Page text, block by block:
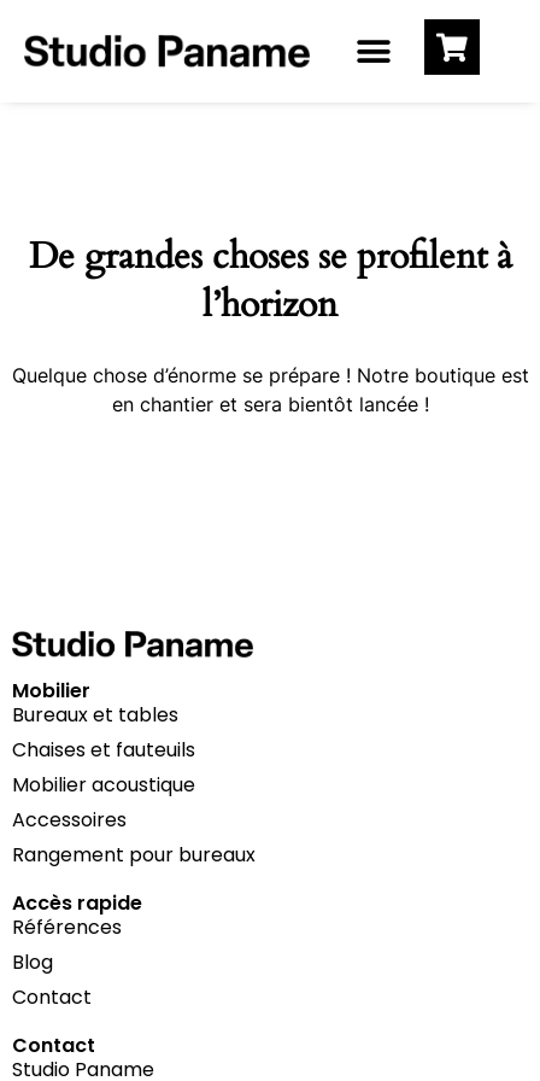
De grandes choses se profilent à
l’horizon
Quelque chose d’énorme se prépare ! Notre boutique est
en chantier et sera bientôt lancée !
Mobilier
Bureaux et tables
Chaises et fauteuils
Mobilier acoustique
Accessoires
Rangement pour bureaux
Accès rapide
Références
Blog
Contact
Contact
Studio Paname